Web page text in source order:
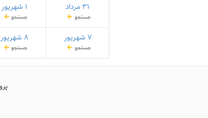
۳۱ مرداد
جستجو
۱ شهریور
جستجو
۷ شهریور
جستجو
۸ شهریور
جستجو